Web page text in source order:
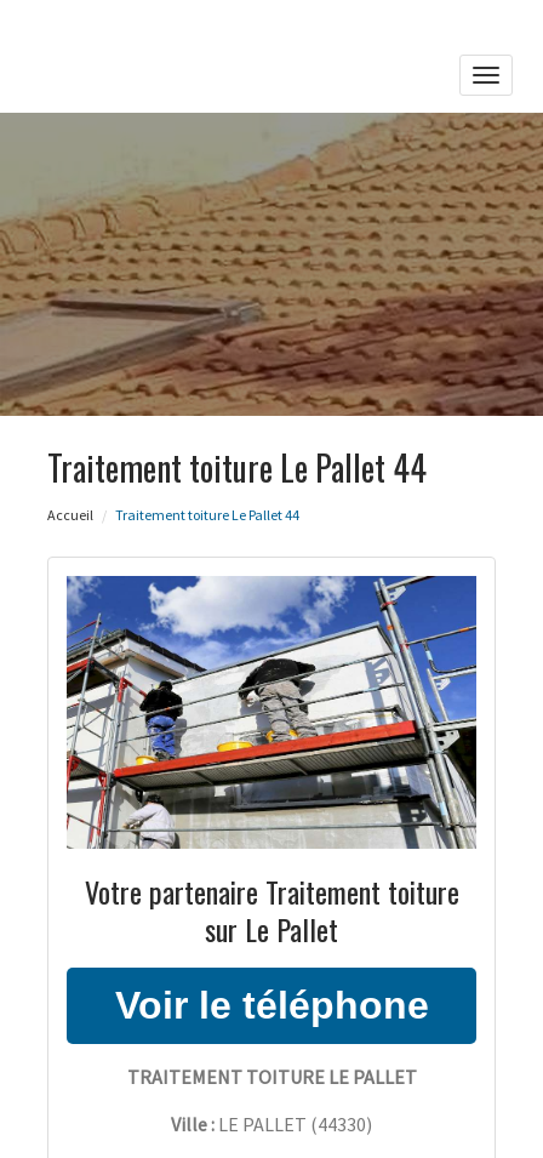
Toggle
Traitement toiture Le Pallet 44
Accueil Traitement toiture Le Pallet 44
Votre partenaire Traitement toiture
sur Le Pallet
TRAITEMENT TOITURE LE PALLET
Ville : LE PALLET (44330)